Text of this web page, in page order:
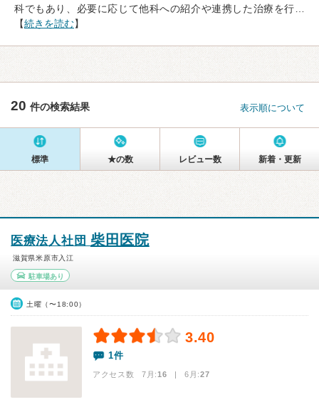
科でもあり、必要に応じて他科への紹介や連携した治療を行…
【続きを読む】
20 件の検索結果 表示順について
標準 ★の数 レビュー数 新着・更新
医療法人社団 柴田医院
滋賀県米原市入江
駐車場あり
土曜（〜18:00）
3.40
1件
アクセス数 7月:16 | 6月:27